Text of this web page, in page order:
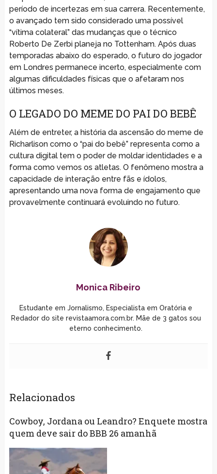
período de incertezas em sua carrera. Recentemente,
o avançado tem sido considerado uma possível
“vítima colateral” das mudanças que o técnico
Roberto De Zerbi planeja no Tottenham. Após duas
temporadas abaixo do esperado, o futuro do jogador
em Londres permanece incerto, especialmente com
algumas dificuldades físicas que o afetaram nos
últimos meses.
O LEGADO DO MEME DO PAI DO BEBÊ
Além de entreter, a história da ascensão do meme de
Richarlison como o “pai do bebê” representa como a
cultura digital tem o poder de moldar identidades e a
forma como vemos os atletas. O fenômeno mostra a
capacidade de interação entre fãs e ídolos,
apresentando uma nova forma de engajamento que
provavelmente continuará evoluindo no futuro.
Monica Ribeiro
Estudante em Jornalismo, Especialista em Oratória e
Redador do site revistaamora.com.br. Mãe de 3 gatos sou
eterno conhecimento.
Relacionados
Cowboy, Jordana ou Leandro? Enquete mostra
quem deve sair do BBB 26 amanhã